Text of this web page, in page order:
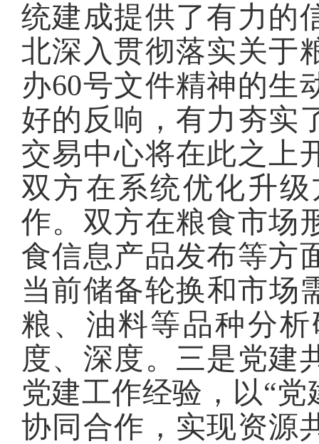
统建成提供了有力的
北深入贯彻落实关于
办60号文件精神的生
好的反响，有力夯实
交易中心将在此之上
双方在系统优化升
作。双方在粮食市场
食信息产品发布等方
当前储备轮换和市场
粮、油料等品种分
度、深度。三是党建
党建工作经验，以“
协同合作，实现资源